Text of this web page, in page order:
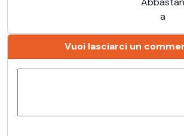
a
Vuoi lasciarci un